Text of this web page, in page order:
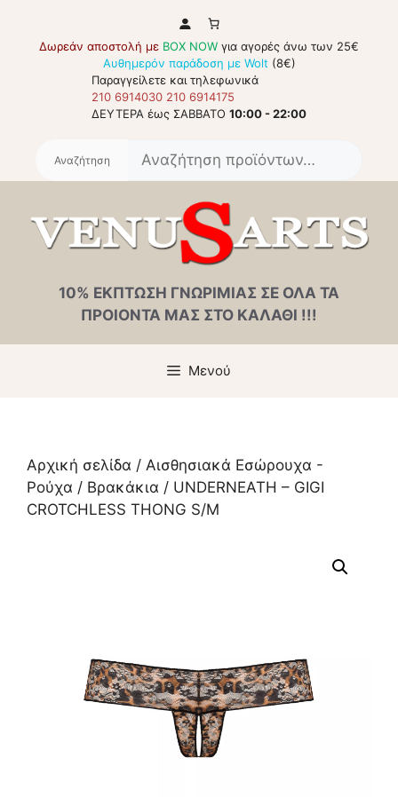
περιεχόμενο
Δωρεάν αποστολή με BOX NOW για αγορές άνω των 25€
Αυθημερόν παράδοση με Wolt (8€)
Παραγγείλετε και τηλεφωνικά
210 6914030 210 6914175
ΔΕΥΤΕΡΑ έως ΣΑΒΒΑΤΟ 10:00 - 22:00
10% ΕΚΠΤΩΣΗ ΓΝΩΡΙΜΙΑΣ ΣΕ ΟΛΑ ΤΑ
ΠΡΟΙΟΝΤΑ ΜΑΣ ΣΤΟ ΚΑΛΑΘΙ !!!
Μενού
Αρχική σελίδα / Αισθησιακά Εσώρουχα -
Ρούχα / Βρακάκια / UNDERNEATH – GIGI
CROTCHLESS THONG S/M